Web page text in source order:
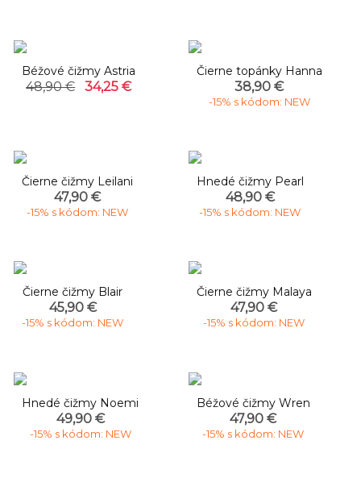
Béžové čižmy Astria
48,90 € 34,25 €
Čierne topánky Hanna
38,90 €
-15% s kódom: NEW
Čierne čižmy Leilani
47,90 €
-15% s kódom: NEW
Hnedé čižmy Pearl
48,90 €
-15% s kódom: NEW
Čierne čižmy Blair
45,90 €
-15% s kódom: NEW
Čierne čižmy Malaya
47,90 €
-15% s kódom: NEW
Hnedé čižmy Noemi
49,90 €
-15% s kódom: NEW
Béžové čižmy Wren
47,90 €
-15% s kódom: NEW